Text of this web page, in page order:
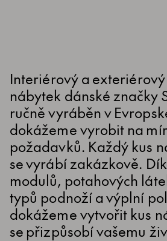
Interiérový a
nábytek dánské značky
ručně vyráběn v
dokážeme vyrobit na
požadavků. Každý kus
se vyrábí zakázkově.
modulů, potahových
typů podnoží a výplní
dokážeme vytvořit kus
se přizpůsobí vašemu